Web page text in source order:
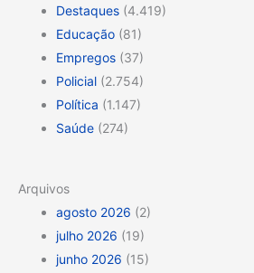
Destaques (4.419)
Educação (81)
Empregos (37)
Policial (2.754)
Política (1.147)
Saúde (274)
Arquivos
agosto 2026 (2)
julho 2026 (19)
junho 2026 (15)